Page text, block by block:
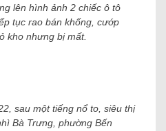
lên hình ảnh 2 chiếc ô tô
tục rao bán khống, cướp
kho nhưng bị mất.
sau một tiếng nổ to, siêu thị
Bà Trưng, ​​phường Bến